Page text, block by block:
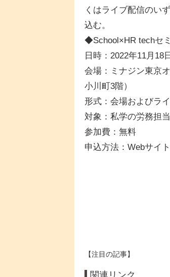
くはライブ配信のい
込む。
◆School×HR techセ
日時：2022年11月18
会場：ミナジン東京
小川町3階）
形式：会場およびラ
対象：私学の労務担
参加費：無料
申込方法：Webサイ
【注目の記事】
関連リンク